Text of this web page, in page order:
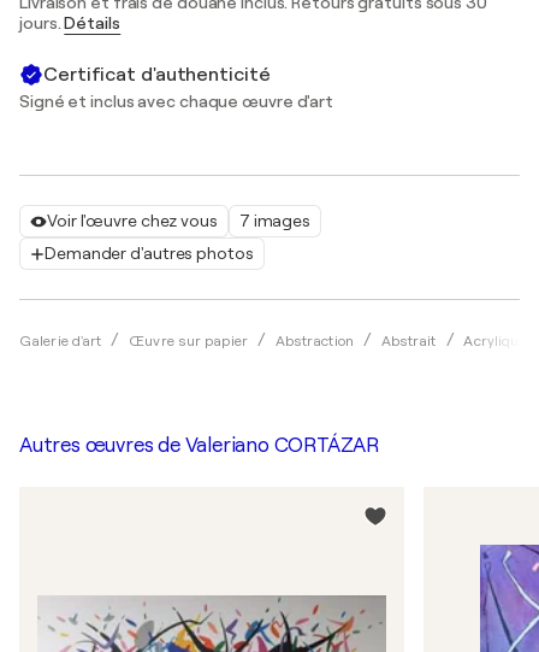
Voir l'œuvre chez vous
7 images
Demander d'autres photos
Galerie d'art Œuvre sur papier Abstraction Abstrait Acrylique
jours.Détails
Certificat d'authenticité
Signé et inclus avec chaque œuvre d'art
Autres œuvres de Valeriano CORTÁZAR